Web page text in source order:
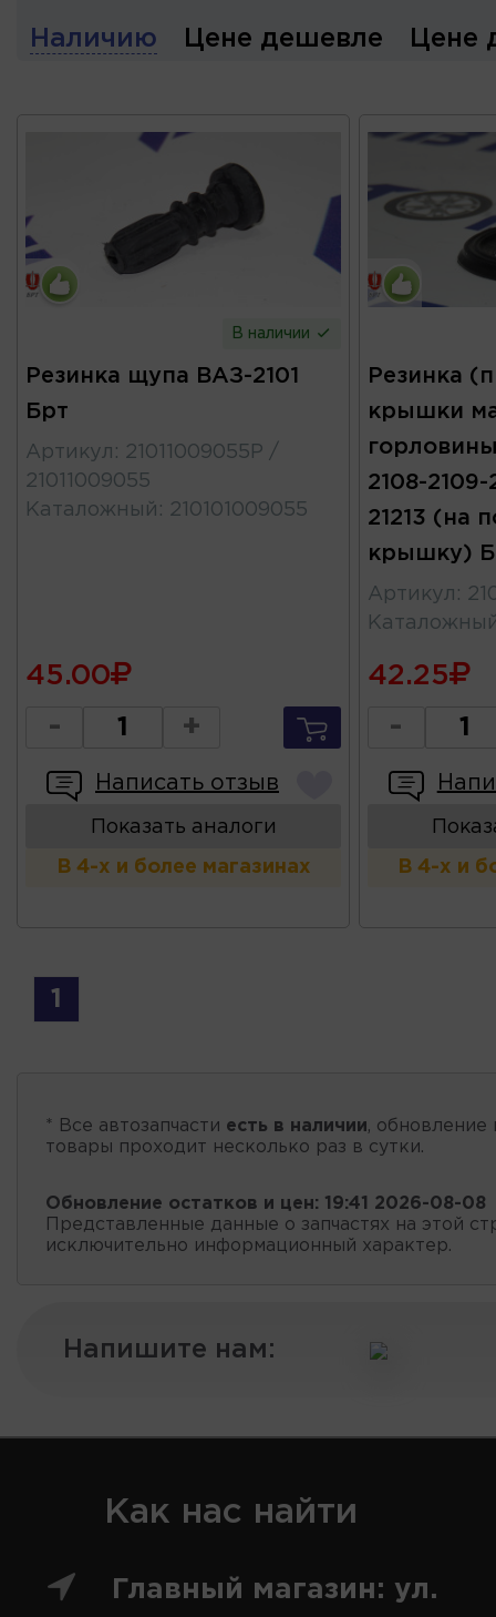
Наличию Цене дешевле Цене
В наличии
Резинка щупа ВАЗ-2101
Брт
Артикул : 21011009055Р /
21011009055
Каталожный : 210101009055
45.00
- +
Написать отзыв
Показать аналоги
В 4-х и более магазинах
Резинка
крышки
2108-2109-
21213 (на
крышку)
Артикул :
42.25
-
В 4-х и
1
* Все автозапчасти есть в наличии, обновление
товары проходит несколько раз в сутки.
Обновление остатков и цен: 19:41 2026-08-08
Представленные данные о запчастях на этой
исключительно информационный характер.
Напишите нам:
Как нас найти
Главный магазин: ул.